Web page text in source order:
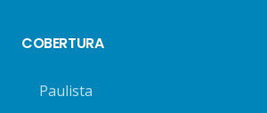
COBERTURA
Paulista